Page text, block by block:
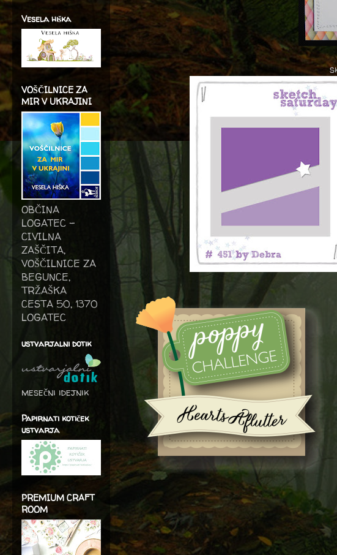
Vesela hiška
VOŠČILNICE ZA
MIR V UKRAJINI
OBČINA
LOGATEC -
CIVILNA
ZAŠČITA,
VOŠČILNICE ZA
BEGUNCE,
TRŽAŠKA
CESTA 50, 1370
LOGATEC
ustvarjalni dotik
mesečni idejnik
Papirnati kotiček
ustvarja
PREMIUM CRAFT
ROOM